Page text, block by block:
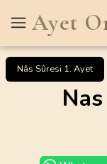
Ayet
Nâs Sûresi 1. Ayet